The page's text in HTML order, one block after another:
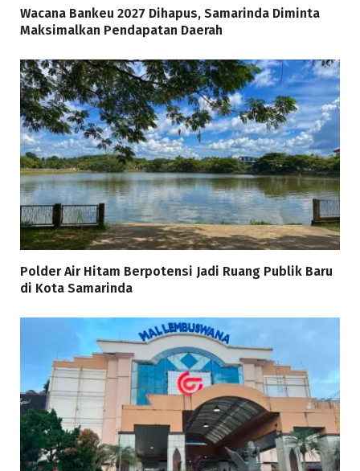
Wacana Bankeu 2027 Dihapus, Samarinda Diminta
Maksimalkan Pendapatan Daerah
Polder Air Hitam Berpotensi Jadi Ruang Publik Baru
di Kota Samarinda